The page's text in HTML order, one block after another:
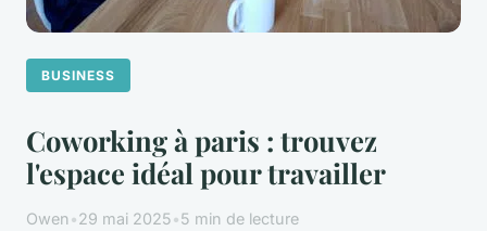
BUSINESS
Coworking à paris : trouvez
l'espace idéal pour travailler
Owen•29 mai 2025•5 min de lecture